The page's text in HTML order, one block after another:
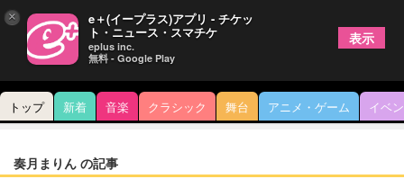
トップ 新着 音楽 クラシック 舞台 アニメ・ゲーム イベ
奏月まりん の記事
× e＋(イープラス)アプリ - チケッ
ト・ニュース・スマチケ
eplus inc.
無料 - Google Play
表示